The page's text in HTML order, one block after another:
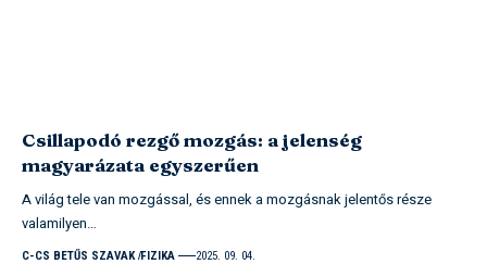
Csillapodó rezgő mozgás: a jelenség
magyarázata egyszerűen
A világ tele van mozgással, és ennek a mozgásnak jelentős része
valamilyen…
C-CS BETŰS SZAVAK FIZIKA 2025. 09. 04.